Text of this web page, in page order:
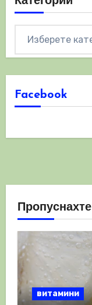
Facebook
Пропуснахте
витамини